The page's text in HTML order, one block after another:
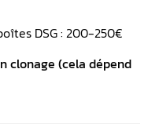
DSG : 200-250€
clonage (cela dépend